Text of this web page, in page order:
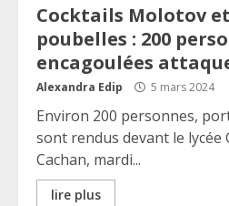
Cocktails Molotov
poubelles : 200
encagoulées
Alexandra Edip 5 mars 2024
Environ 200 personnes,
sont rendus devant le lycée
Cachan, mardi...
lire plus